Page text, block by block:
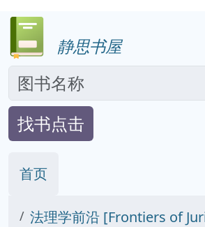
静思书屋
找书点击
首页
法理学前沿 [Frontiers of